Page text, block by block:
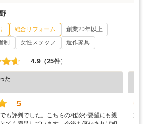
総合リフォーム
創業20年以上
制 女性スタッフ 造作家具
4.9 （25件）
た
5
も評判でした。こちらの相談や要望にも親
期